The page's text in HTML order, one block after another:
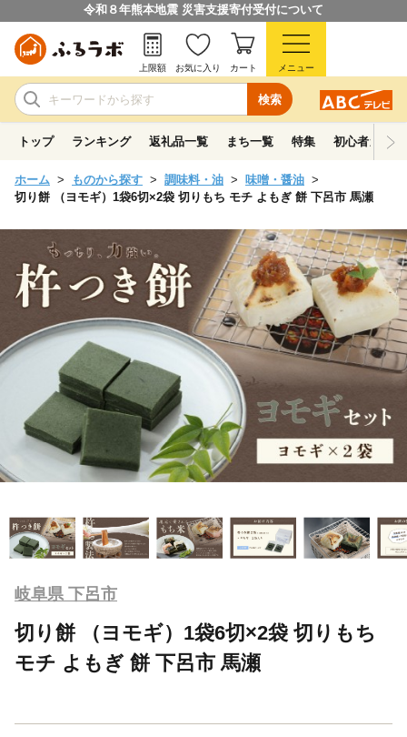
令和８年熊本地震 災害支援寄付受付について
検索
上限額 お気に入り カート メニュー
トップ ランキング 返礼品一覧 まち一覧 特集 初心者ガイド
ホーム ものから探す 調味料・油
味噌・醤油
切り餅 （ヨモギ）1袋6切×2袋 切りもち モチ よもぎ 餅 下呂市 馬瀬
岐阜県 下呂市
切り餅 （ヨモギ）1袋6切×2袋 切りもち
モチ よもぎ 餅 下呂市 馬瀬